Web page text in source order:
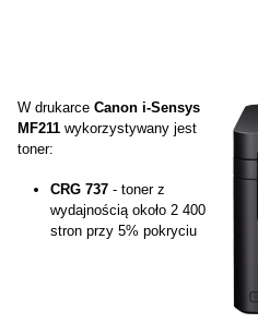
W drukarceCanon i-Sensys
MF211 wykorzystywany jest
toner:
CRG 737 - toner z
wydajnością około 2 400
stron przy 5% pokryciu